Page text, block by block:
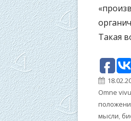
Такая
Omne
мысли,